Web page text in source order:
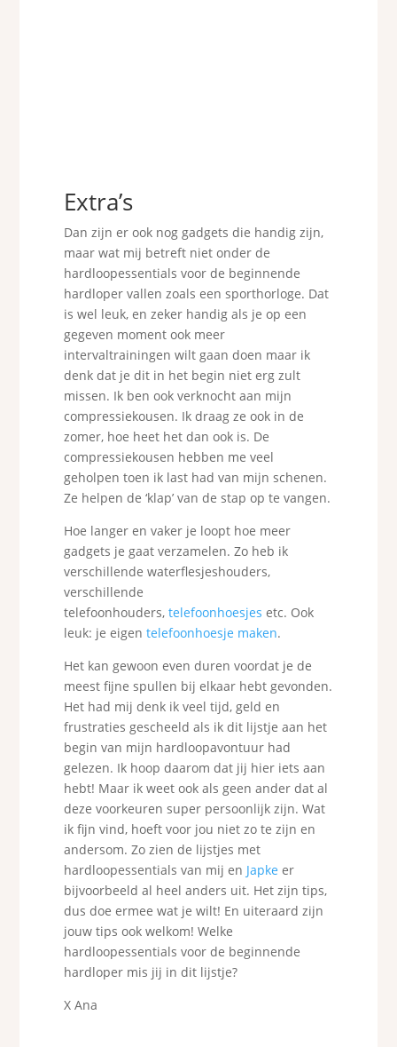
Extra’s
Dan zijn er ook nog gadgets die handig zijn,
maar wat mij betreft niet onder de
hardloopessentials voor de beginnende
hardloper vallen zoals een sporthorloge. Dat
is wel leuk, en zeker handig als je op een
gegeven moment ook meer
intervaltrainingen wilt gaan doen maar ik
denk dat je dit in het begin niet erg zult
missen. Ik ben ook verknocht aan mijn
compressiekousen. Ik draag ze ook in de
zomer, hoe heet het dan ook is. De
compressiekousen hebben me veel
geholpen toen ik last had van mijn schenen.
Ze helpen de ‘klap’ van de stap op te vangen.
Hoe langer en vaker je loopt hoe meer
gadgets je gaat verzamelen. Zo heb ik
verschillende waterflesjeshouders,
verschillende
telefoonhouders,telefoonhoesjes etc. Ook
leuk: je eigentelefoonhoesje maken.
Het kan gewoon even duren voordat je de
meest fijne spullen bij elkaar hebt gevonden.
Het had mij denk ik veel tijd, geld en
frustraties gescheeld als ik dit lijstje aan het
begin van mijn hardloopavontuur had
gelezen. Ik hoop daarom dat jij hier iets aan
hebt! Maar ik weet ook als geen ander dat al
deze voorkeuren super persoonlijk zijn. Wat
ik fijn vind, hoeft voor jou niet zo te zijn en
andersom. Zo zien de lijstjes met
hardloopessentials van mij en Japkeer
bijvoorbeeld al heel anders uit. Het zijn tips,
dus doe ermee wat je wilt! En uiteraard zijn
jouw tips ook welkom! Welke
hardloopessentials voor de beginnende
hardloper mis jij in dit lijstje?
X Ana